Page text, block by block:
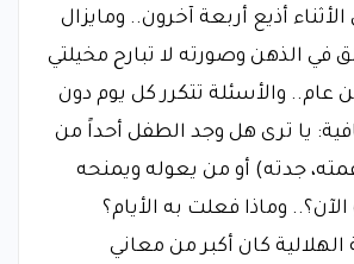
أذيع أربعة آخرون.. ومايزال
في الذهن وصورته لا تبارح مخيلتي
عام.. والأسئلة تتكرر كل يوم دون
يا ترى هل وجد الطفل أحداً من
عمته، جدته) أو من يعوله ويمنحه
وماذا فعلت به الأيام؟
كان أكبر من معاني